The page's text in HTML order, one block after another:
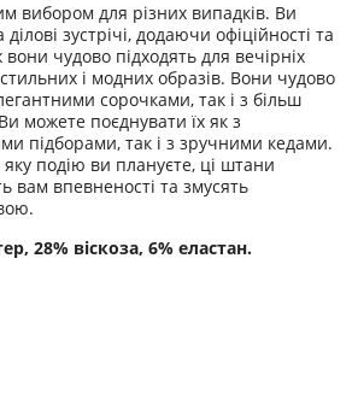
вибором для різних випадків. Ви
зустрічі, додаючи офіційності та
вони чудово підходять для вечірніх
і модних образів. Вони чудово
сорочками, так і з більш
можете поєднувати їх як з
підборами, так і з зручними кедами.
яку подію ви плануєте, ці штани
вам впевненості та змусять
28% віскоза, 6% еластан.